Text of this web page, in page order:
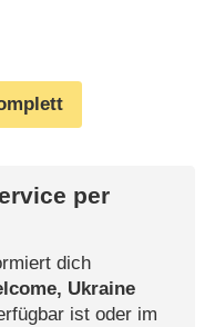
per
dich
Ukraine
ist oder im